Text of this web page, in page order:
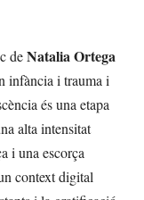
deNatalia Ortega
infància i trauma i
és una etapa
alta intensitat
i una escorça
context digital